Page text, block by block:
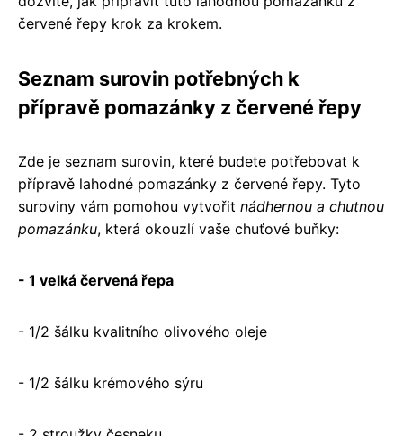
červené řepy krok za krokem.
Seznam surovin potřebných k
přípravě pomazánky z červené řepy
Zde je seznam surovin, které budete potřebovat k
přípravě lahodné pomazánky z červené řepy. Tyto
suroviny vám pomohou vytvořit nádhernou a chutnou
pomazánku, která okouzlí vaše chuťové buňky:
- 1 velká červená řepa
- 1/2 šálku kvalitního olivového oleje
- 1/2 šálku krémového sýru